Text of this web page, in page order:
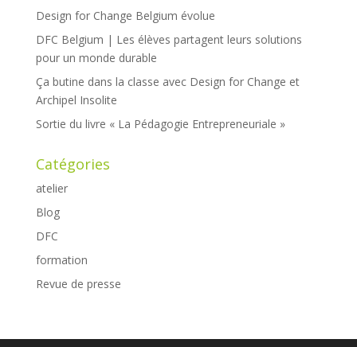
Design for Change Belgium évolue
DFC Belgium | Les élèves partagent leurs solutions
pour un monde durable
Ça butine dans la classe avec Design for Change et
Archipel Insolite
Sortie du livre « La Pédagogie Entrepreneuriale »
Catégories
atelier
Blog
DFC
formation
Revue de presse